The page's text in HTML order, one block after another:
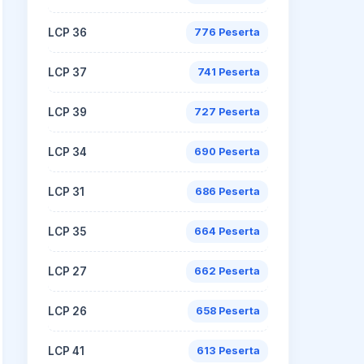
LCP 36 776 Peserta
LCP 37 741 Peserta
LCP 39 727 Peserta
LCP 34 690 Peserta
LCP 31 686 Peserta
LCP 35 664 Peserta
LCP 27 662 Peserta
LCP 26 658 Peserta
LCP 41 613 Peserta